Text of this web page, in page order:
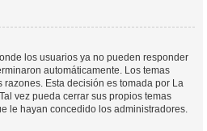
los usuarios ya no pueden responder
automáticamente. Los temas
Esta decisión es tomada por La
vez pueda cerrar sus propios temas
le hayan concedido los administradores.